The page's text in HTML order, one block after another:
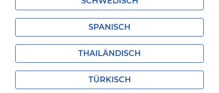
SPANISCH
THAILÄNDISCH
TÜRKISCH